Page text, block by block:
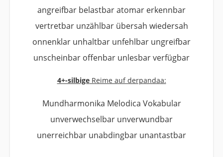
angreifbar belastbar atomar erkennbar
vertretbar unzählbar übersah wiedersah
onnenklar unhaltbar unfehlbar ungreifbar
unscheinbar offenbar unlesbar verfügbar
4+-silbigeReime auf derpandaa:
Mundharmonika Melodica Vokabular
unverwechselbar unverwundbar
unerreichbar unabdingbar unantastbar